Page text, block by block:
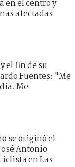
en el centro y
afectadas
el fin de su
Fuentes: "Me
Me
se originó el
Antonio
en Las